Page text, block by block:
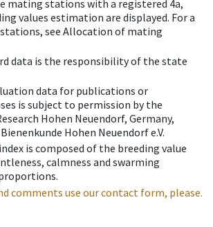
mating stations with a registered 4a,
values estimation are displayed. For a
see Allocation of mating
data is the responsibility of the state
data for publications or
is subject to permission by the
Hohen Neuendorf, Germany,
Hohen Neuendorf e.V.
is composed of the breeding value
calmness and swarming
comments use our contact form, please.